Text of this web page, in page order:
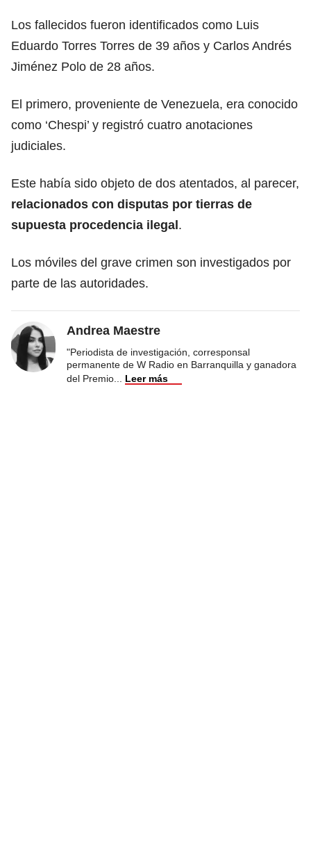
Los fallecidos fueron identificados como Luis
Eduardo Torres Torres de 39 años y Carlos Andrés
Jiménez Polo de 28 años.
El primero, proveniente de Venezuela, era conocido
como ‘Chespi’ y registró cuatro anotaciones
judiciales.
Este había sido objeto de dos atentados, al parecer,
relacionados con disputas por tierras de
supuesta procedencia ilegal.
Los móviles del grave crimen son investigados por
parte de las autoridades.
Andrea Maestre
"Periodista de investigación, corresponsal
permanente de W Radio en Barranquilla y ganadora
del Premio
Leer más